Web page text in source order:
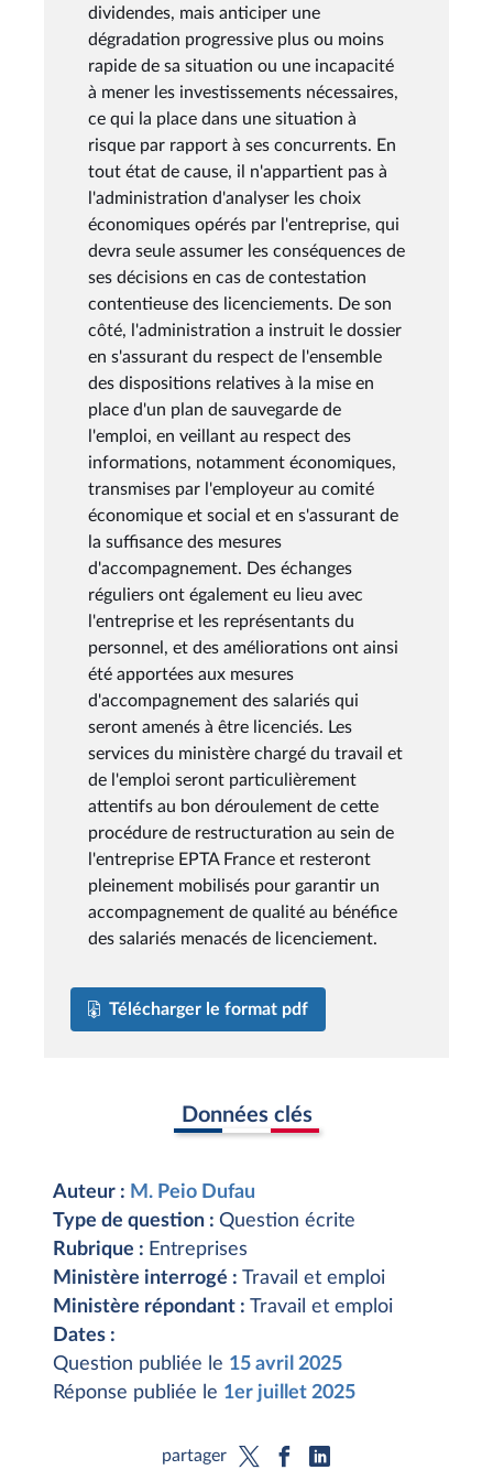
dividendes, mais anticiper une
dégradation progressive plus ou moins
rapide de sa situation ou une incapacité
à mener les investissements nécessaires,
ce qui la place dans une situation à
risque par rapport à ses concurrents. En
tout état de cause, il n'appartient pas à
l'administration d'analyser les choix
économiques opérés par l'entreprise, qui
devra seule assumer les conséquences de
ses décisions en cas de contestation
contentieuse des licenciements. De son
côté, l'administration a instruit le dossier
en s'assurant du respect de l'ensemble
des dispositions relatives à la mise en
place d'un plan de sauvegarde de
l'emploi, en veillant au respect des
informations, notamment économiques,
transmises par l'employeur au comité
économique et social et en s'assurant de
la suffisance des mesures
d'accompagnement. Des échanges
réguliers ont également eu lieu avec
l'entreprise et les représentants du
personnel, et des améliorations ont ainsi
été apportées aux mesures
d'accompagnement des salariés qui
seront amenés à être licenciés. Les
services du ministère chargé du travail et
de l'emploi seront particulièrement
attentifs au bon déroulement de cette
procédure de restructuration au sein de
l'entreprise EPTA France et resteront
pleinement mobilisés pour garantir un
accompagnement de qualité au bénéfice
des salariés menacés de licenciement.
Télécharger le format pdf
Données clés
Auteur : M. Peio Dufau
Type de question : Question écrite
Rubrique : Entreprises
Ministère interrogé : Travail et emploi
Ministère répondant : Travail et emploi
Dates :
Question publiée le 15 avril 2025
Réponse publiée le 1er juillet 2025
partager